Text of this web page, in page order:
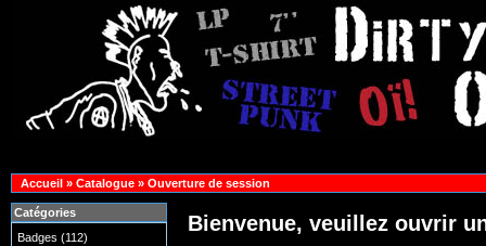
Accueil» Catalogue» Ouverture de session
Bienvenue, veuillez ouvrir
Catégories
Badges (112)